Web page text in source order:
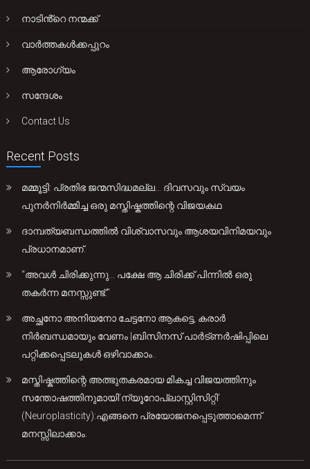
നാടിൻ്റെ നന്മക്ക്
വാർത്തകൾക്കപ്പുറം
ആരോഗ്യം
സന്ദേശം
Contact Us
Recent Posts
മമ്മൂട്ടി: പ്രതിഭ ജന്മസിദ്ധമല്ല… ദിവസവും സ്വയം
പുനർനിർമ്മിച്ച ഒരു മസ്തിഷ്കത്തിന്റെ വിജയകഥ
ദാമ്പത്യബന്ധത്തിൽ വിശ്വാസവും ആശയവിനിമയവും
പ്രധാനമാണ്.
“അവൾ ചിരിക്കുന്നു… പക്ഷേ ആ ചിരിക്ക് പിന്നിൽ ഒരു
തകർന്ന മനസ്സുണ്ട്.”
അച്ഛനോ അനിയനോ ചേട്ടനോ ആകട്ടെ, കരാർ
നിർബന്ധമായും വേണം |ബിസിനസ് പാർട്ണർഷിപ്പിലെ
പറ്റിക്കപ്പെടലുകൾ ഒഴിവാക്കാം..
മസ്തിഷ്കത്തിന്റെ അത്ഭുതകരമായ മികച്ച വിജയത്തിനും
സന്തോഷത്തിനുമായി’ന്യൂറോപ്ലാസ്റ്റിസിറ്റി’
(Neuroplasticity):എങ്ങനെ പ്രയോജനപ്പെടുത്താമെന്ന്
മനസ്സിലാക്കാം.